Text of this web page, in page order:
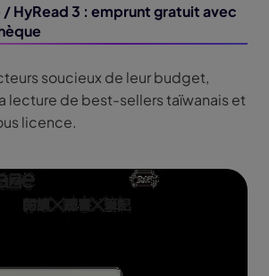
/ HyRead 3 : emprunt gratuit avec
soucieux de leur budget,
lecture de best-sellers taïwanais et
licence.